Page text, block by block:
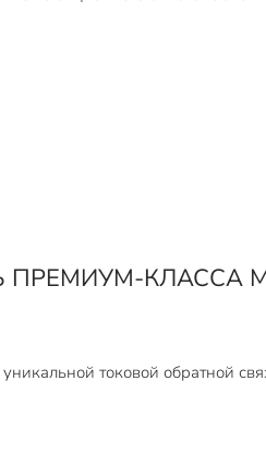
ПРЕМИУМ-
токовой обратной